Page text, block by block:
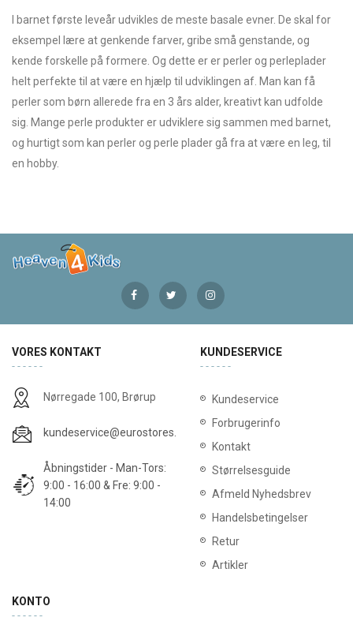
I barnet første leveår udvikles de meste basale evner. De skal for
eksempel lære at genkende farver, gribe små genstande, og
kende forskelle på formere. Og dette er er perler og perleplader
helt perfekte til at være en hjælp til udviklingen af. Man kan få
perler som børn allerede fra en 3 års alder, kreativt kan udfolde
sig. Mange perle produkter er udviklere sig sammen med barnet,
og hurtigt som kan perler og perle plader gå fra at være en leg, til
en hobby.
VORES KONTAKT
Nørregade 100, Brørup
kundeservice@eurostores.dk
Åbningstider - Man-Tors:
9:00 - 16:00 & Fre: 9:00 -
14:00
KUNDESERVICE
Kundeservice
Forbrugerinfo
Kontakt
Størrelsesguide
Afmeld Nyhedsbrev
Handelsbetingelser
Retur
Artikler
KONTO